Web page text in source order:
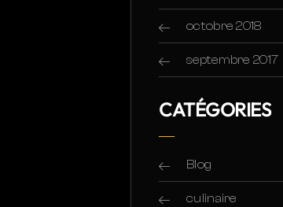
octobre 2018
septembre 2017
CATÉGORIES
Blog
culinaire